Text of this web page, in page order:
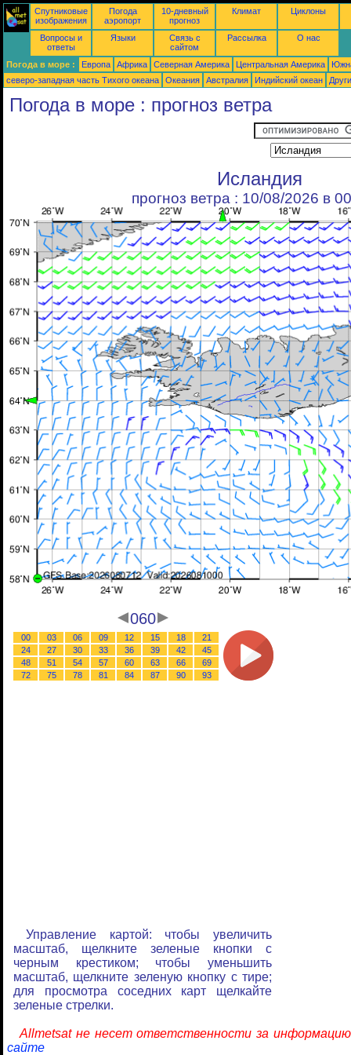
Спутниковые
изображения
Погода
аэропорт
10-дневный
прогноз
Климат Циклоны
Вопросы и
ответы
Языки
Связь с
сайтом
Рассылка О нас
Погода в море : Европа Африка Северная Америка Центральная Америка
северо-западная часть Tихого океана
Океания Австралия Индийский океан
Погода в море : прогноз ветра
Исландия
прогноз ветра : 10/08/2026 в
060
00 03 06 09 12 15 18
21
24
27 30 33 36 39 42
45
48
51 54 57 60 63 66
69
72
75 78 81 84 87 90 93
Управление картой: чтобы увеличить
масштаб, щелкните зеленые кнопки с
черным крестиком; чтобы уменьшить
масштаб, щелкните зеленую кнопку с тире;
для просмотра соседних карт щелкайте
зеленые стрелки.
Allmetsat не несет ответственности за
сайте